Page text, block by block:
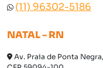
(11) 96302-5186
NATAL – RN
Av. Praia de Ponta